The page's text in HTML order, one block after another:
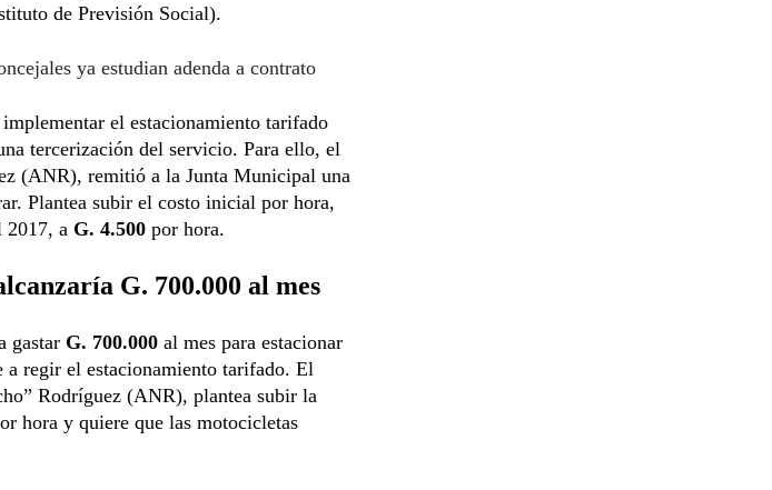
de Previsión Social).
ya estudian adenda a contrato
el estacionamiento tarifado
tercerización del servicio. Para ello, el
(ANR), remitió a la Junta Municipal una
Plantea subir el costo inicial por hora,
2017, a G. 4.500 por hora.
G. 700.000 al mes
gastar G. 700.000 al mes para estacionar
a regir el estacionamiento tarifado. El
Rodríguez (ANR), plantea subir la
hora y quiere que las motocicletas